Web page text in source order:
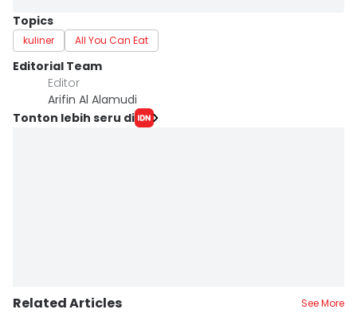
Topics
kuliner All You Can Eat
Editorial Team
Editor
Arifin Al Alamudi
Tonton lebih seru di
Related Articles See More